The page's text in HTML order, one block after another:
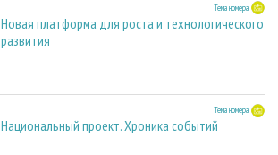
Тема номера
Новая платформа для роста и технологического
развития
Тема номера
Национальный проект. Хроника событий